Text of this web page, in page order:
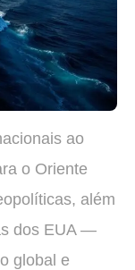
ao
o Oriente
além
dos EUA —
global e